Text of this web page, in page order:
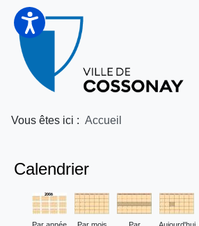
Vous êtes ici : Accueil
Calendrier